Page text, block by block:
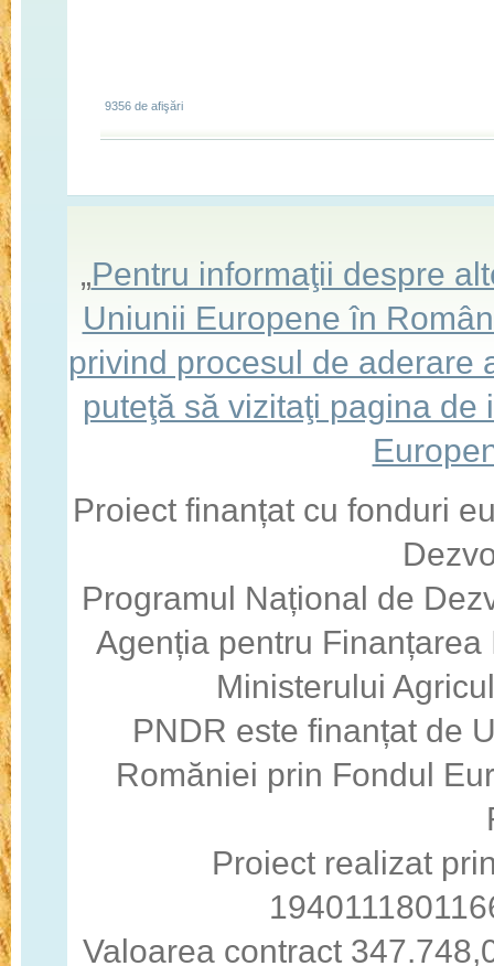
9356 de afişări
„Pentru informaţii despre
Uniunii Europene în
privind procesul de aderare
puteţă să vizitaţi pagina
Proiect finanțat cu fonduri
Programul Național de
Agenția pentru
Ministerului
PNDR este finanțat de
Romăniei prin Fondul
Proiect realizat
Valoarea contract